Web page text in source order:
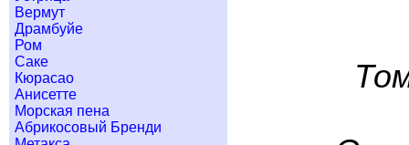
Вермут
Драмбуйе
Ром
Саке
Кюрасао
Анисетте
Морская пена
Абрикосовый Бренди